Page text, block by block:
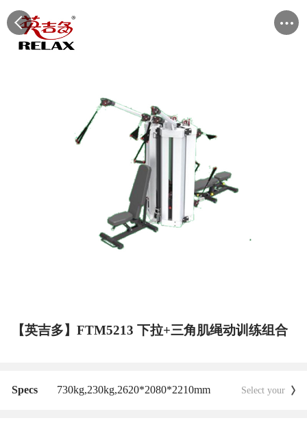
【英吉多】FTM5213 下拉+三角肌绳动训练组合
Specs 730kg,230kg,2620*2080*2210mm Select your